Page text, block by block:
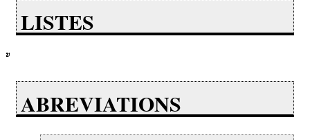
LISTES
ABREVIATIONS